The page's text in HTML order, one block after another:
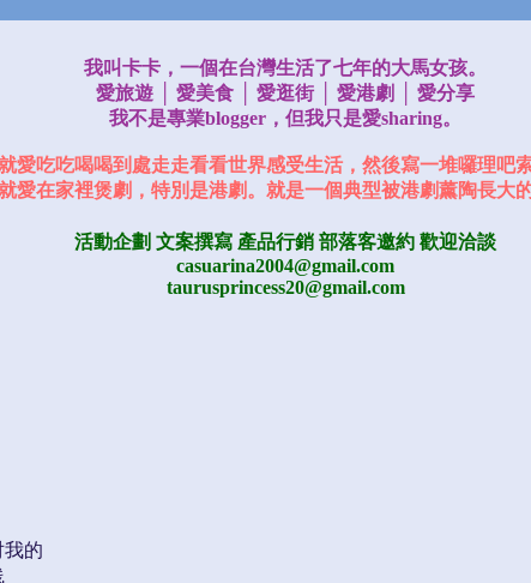
我叫卡卡，一個在台灣生活了七年的大馬女孩。
愛旅遊 │ 愛美食 │ 愛逛街 │ 愛港劇 │ 愛分享
我不是專業blogger，但我只是愛sharing。
愛吃吃喝喝到處走走看看世界感受生活，然後寫一堆囉理吧索
愛在家裡煲劇，特別是港劇。就是一個典型被港劇薰陶長大
活動企劃 文案撰寫 產品行銷 部落客邀約 歡迎洽談
casuarina2004@gmail.com
taurusprincess20@gmail.com
的